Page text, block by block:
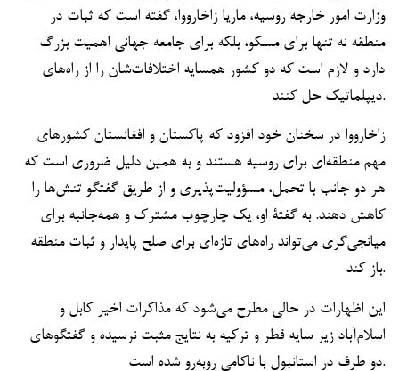
وزارت امور خارجه روسیه، ماریا زاخارووا، گفته است که ثبات در
منطقه نه تنها برای مسکو، بلکه برای جامعه جهانی اهمیت بزرگ
دارد و لازم است که دو کشور همسایه اختلافات‌شان را از راه‌های
دیپلماتیک حل کنند.
زاخارووا در سخنان خود افزود که پاکستان و افغانستان کشورهای
مهم منطقه‌ای برای روسیه هستند و به همین دلیل ضروری است که
هر دو جانب با تحمل، مسؤولیت‌پذیری و از طریق گفتگو تنش‌ها را
کاهش دهند. به گفتۀ او، یک چارچوب مشترک و همه‌جانبه برای
میانجی‌گری می‌تواند راه‌های تازه‌ای برای صلح پایدار و ثبات منطقه
باز کند.
این اظهارات در حالی مطرح می‌شود که مذاکرات اخیر کابل و
اسلام‌آباد زیر سایه قطر و ترکیه به نتایج مثبت نرسیده و گفتگوهای
دو طرف در استانبول با ناکامی روبه‌رو شده است.